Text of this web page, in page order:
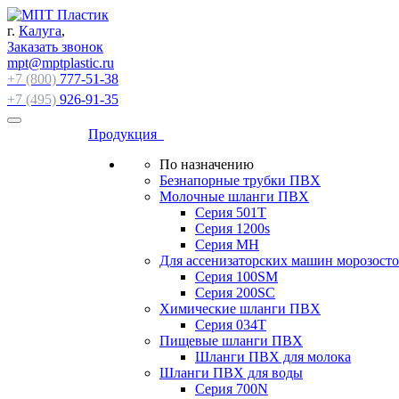
г. Калуга,
Заказать звонок
mpt@mptplastic.ru
+7 (800) 777-51-38
+7 (495) 926-91-35
Продукция
По назначению
Безнапорные трубки ПВХ
Молочные шланги ПВХ
Серия 501T
Серия 1200s
Серия МН
Для ассенизаторских машин
Серия 100SM
Серия 200SС
Химические шланги ПВХ
Серия 034Т
Пищевые шланги ПВХ
Шланги ПВХ для молока
Шланги ПВХ для воды
Серия 700N